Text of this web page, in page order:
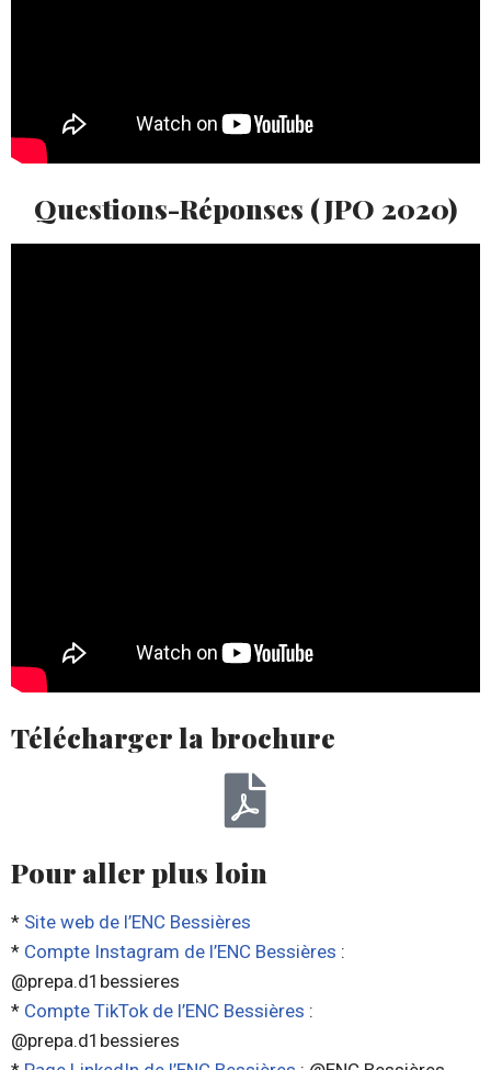
Questions-Réponses (JPO 2020)
Télécharger la brochure
Pour aller plus loin
* Site web de l’ENC Bessières
* Compte Instagram de l’ENC Bessières :
@prepa.d1bessieres
* Compte TikTok de l’ENC Bessières :
@prepa.d1bessieres